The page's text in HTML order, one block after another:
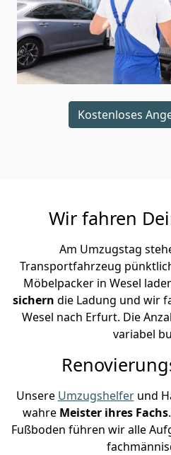
Kostenloses
Wir fahren
Am Umzugstag
Transportfahrzeug
Möbelpacker in Wesel
sichern die Ladung und wir
Wesel nach Erfurt. Die
variabel
Unsere Umzugshelferund
wahre Meister ihres Fachs
Fußboden führen wir alle